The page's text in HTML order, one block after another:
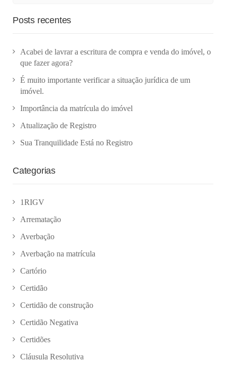
Posts recentes
Acabei de lavrar a escritura de compra e venda do imóvel, o
que fazer agora?
É muito importante verificar a situação jurídica de um
imóvel.
Importância da matrícula do imóvel
Atualização de Registro
Sua Tranquilidade Está no Registro
Categorias
1RIGV
Arrematação
Averbação
Averbação na matrícula
Cartório
Certidão
Certidão de construção
Certidão Negativa
Certidões
Cláusula Resolutiva